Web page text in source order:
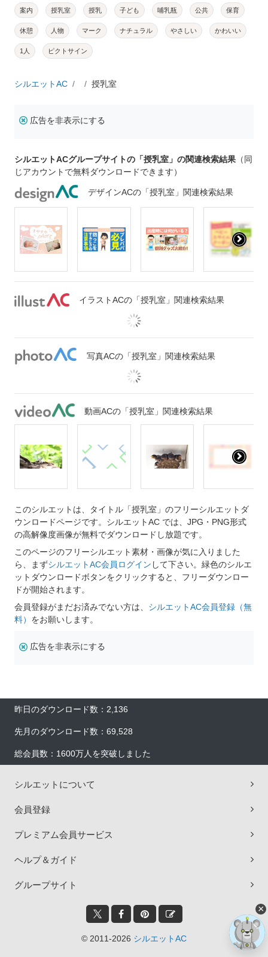
案内 授乳室 授乳 子ども 哺乳瓶 公共 保育
休憩 人物 マーク ナチュラル やさしい かわいい
1人 ピクトサイン
シルエットAC 授乳室
広告を非表示にする
シルエットACグループサイトの「授乳室」の関連検索結果 （同
じアカウントで無料ダウンロードできます）
デザインACの「授乳室」関連検索結果
イラストACの「授乳室」関連検索結果
写真ACの「授乳室」関連検索結果
動画ACの「授乳室」関連検索結果
このシルエットは、タイトル「授乳室」のフリーシルエットダ
ウンロードページです。シルエットAC では、JPG・PNG形式
の高解像度画像が無料でダウンロードし放題です。
このページのフリーシルエット素材・画像が気に入りました
ら、まずシルエットAC会員ログイン して下さい。緑色のシルエ
ットダウンロードボタンをクリックすると、フリーダウンロー
ドが開始されます。
会員登録がまだお済みでない方は、 シルエットAC会員登録（無
料） をお願いします。
広告を非表示にする
昨日のダウンロード数：2,136
先月のダウンロード数：69,528
総会員数：1600万人を突破しました
シルエットについて
会員登録
プレミアム会員サービス
ヘルプ＆ガイド
グループサイト
© 2011-2026 シルエットAC
×